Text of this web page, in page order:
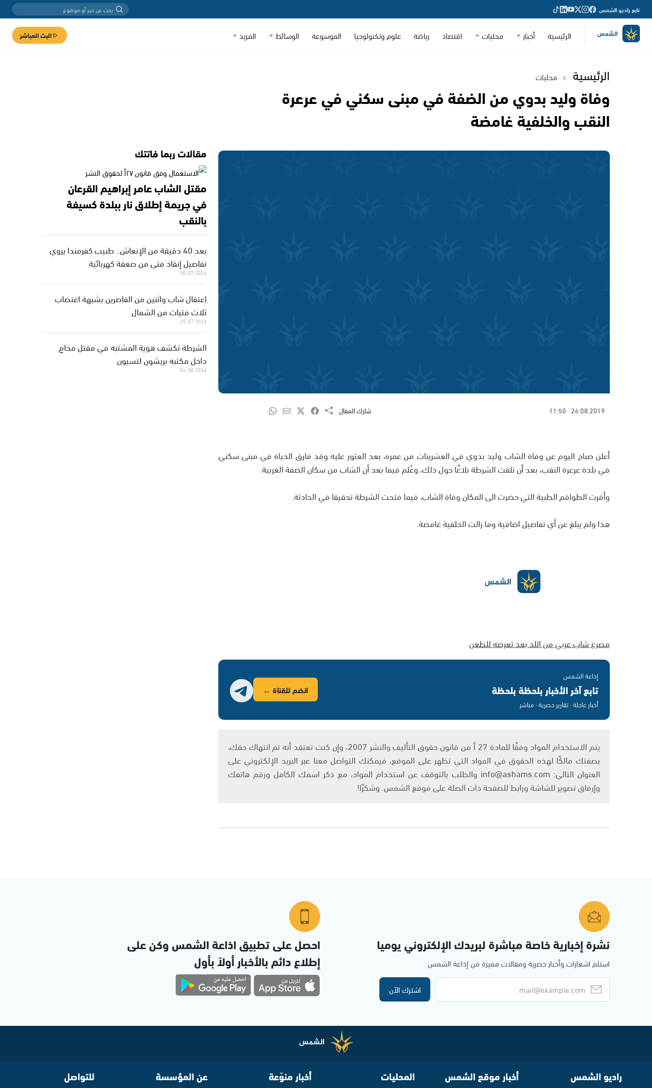
تابع راديو الشمس
الرئيسية أخبار محليات اقتصاد رياضة علوم وتكنولوجيا الموسوعة الوسائط المزيد البث المباشر
الرئيسية محليات
وفاة وليد بدوي من الضفة في مبنى سكني في عرعرة
النقب والخلفية غامضة
26.08.2019
11:50 شارك المقال
أعلن صباح اليوم عن وفاة الشاب وليد بدوي في العشرينات من عمره، بعد العثور عليه وقد فارق الحياة في مبنى سكني
في بلدة عرعرة النقب، بعد أن تلقت الشرطة بلاغًا حول ذلك، وعُلم فيما بعد أن الشاب من سكان الضفة الغربية.
وأقرت الطواقم الطبية التي حضرت الى المكان وفاة الشاب، فيما فتحت الشرطة تحقيقا في الحادثة.
هذا ولم يبلغ عن أي تفاصيل اضافية وما زالت الخلفية غامضة.
مصرع شاب عربي من اللد بعد تعرضه للطعن
إذاعة الشمس
تابع آخر الأخبار بلحظة بلحظة
أخبار عاجلة · تقارير حصرية · مباشر
انضم للقناة ←
يتم الاستخدام المواد وفقًا للمادة 27 أ من قانون حقوق التأليف والنشر 2007، وإن كنت تعتقد أنه تم انتهاك حقك،
بصفتك مالكًا لهذه الحقوق في المواد التي تظهر على الموقع، فيمكنك التواصل معنا عبر البريد الإلكتروني على
العنوان التالي: info@ashams.com والطلب بالتوقف عن استخدام المواد، مع ذكر اسمك الكامل ورقم هاتفك
وإرفاق تصوير للشاشة ورابط للصفحة ذات الصلة على موقع الشمس. وشكرًا!
مقالات ربما فاتتك
مقتل الشاب عامر إبراهيم القرعان
في جريمة إطلاق نار ببلدة كسيفة
بالنقب
بعد 40 دقيقة من الإنعاش.. طبيب كفرمندا يروي
تفاصيل إنقاذ فتى من صعقة كهربائية
30.07.2026
اعتقال شاب واثنين من القاصرين بشبهة اغتصاب
ثلاث فتيات من الشمال
29.07.2026
الشرطة تكشف هوية المشتبه في مقتل محامٍ
داخل مكتبه بريشون لتسيون
04.08.2026
نشرة إخبارية خاصة مباشرة لبريدك الإلكتروني يوميا
استلم اشعارات وأخبار حصرية ومقالات مميزة من إذاعة الشمس
اشترك الآن
احصل على تطبيق اذاعة الشمس وكن على
إطلاع دائم بالأخبار أولاً بأول
راديو الشمس أخبار موقع الشمس المحليات أخبار منوّعة عن المؤسسة للتواصل